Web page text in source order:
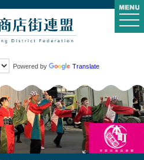
Powered by Translate